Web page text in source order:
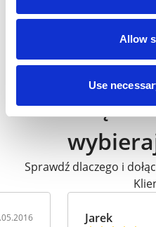
Allow
Use
Sprawdź dlaczego i
Jarek